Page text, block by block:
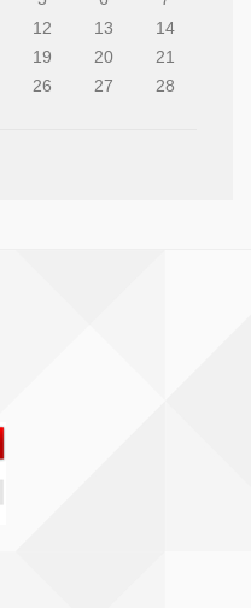
12 13
14
19 20
21
26 27
28